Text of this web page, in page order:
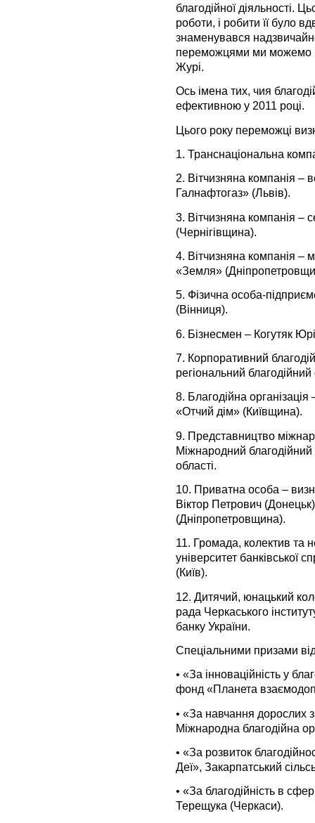
благодійної діяльності.
роботи, і робити її було
знаменувався
переможцями ми можемо
Журі.
Ось імена тих, чия
ефективною у 2011 році.
Цього року переможці
1. Транснаціональна
2. Вітчизняна компанія –
Галнафтогаз» (Львів).
3. Вітчизняна компанія –
(Чернігівщина).
4. Вітчизняна компанія –
«Земля»
5. Фізична особа-
(Вінниця).
6. Бізнесмен – Когутяк
7. Корпоративний
регіональний
8. Благодійна
«Отчий дім» (Київщина).
9. Представництво
Міжнародний
області.
10. Приватна особа –
Віктор Петрович
(Дніпропетровщина).
11. Громада, колектив та
університет банківської
(Київ).
12. Дитячий, юнацький
рада Черкаського
банку України.
Спеціальними призами
• «За інноваційність у
фонд «Планета
• «За навчання дорослих
Міжнародна благодійна
• «За розвиток
Деї», Закарпатський
• «За благодійність в
Терещука (Черкаси).